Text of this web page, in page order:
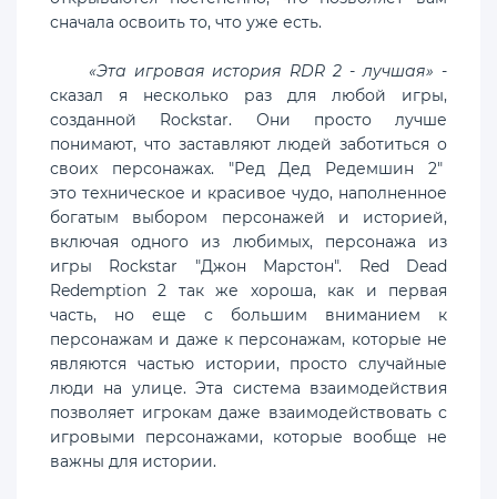
сначала освоить то, что уже есть.
«Эта игровая история RDR 2 - лучшая»-
сказал я несколько раз для любой игры,
созданной Rockstar. Они просто лучше
понимают, что заставляют людей заботиться о
своих персонажах. "Ред Дед Редемшин 2"
это техническое и красивое чудо, наполненное
богатым выбором персонажей и историей,
включая одного из любимых, персонажа из
игры Rockstar "Джон Марстон". Red Dead
Redemption 2 так же хороша, как и первая
часть, но еще с большим вниманием к
персонажам и даже к персонажам, которые не
являются частью истории, просто случайные
люди на улице. Эта система взаимодействия
позволяет игрокам даже взаимодействовать с
игровыми персонажами, которые вообще не
важны для истории.